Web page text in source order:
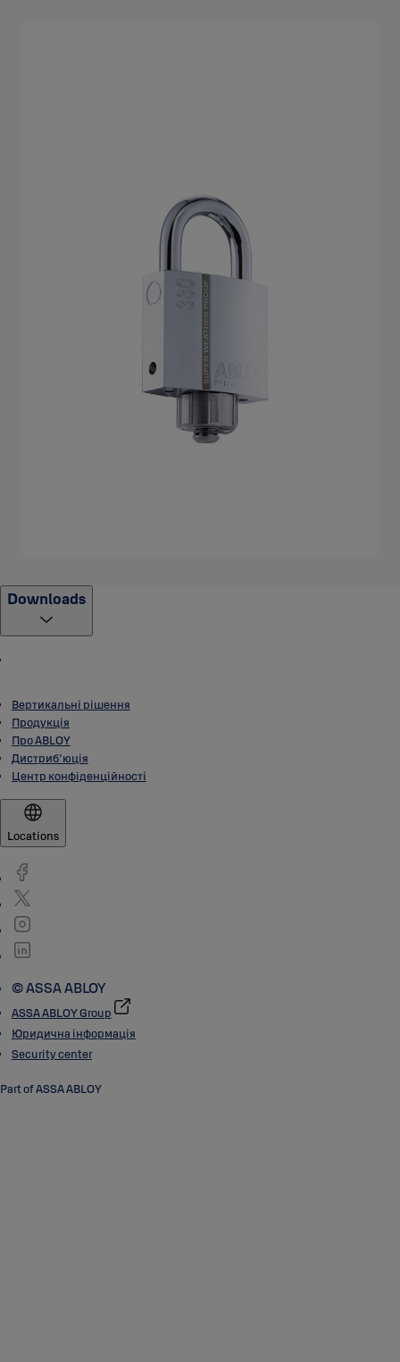
Downloads
Вертикальні рішення
Продукція
Про ABLOY
Дистриб'юція
Центр конфіденційності
Locations
© ASSA ABLOY
ASSA ABLOY Group
Юридична інформація
Security center
Part of ASSA ABLOY